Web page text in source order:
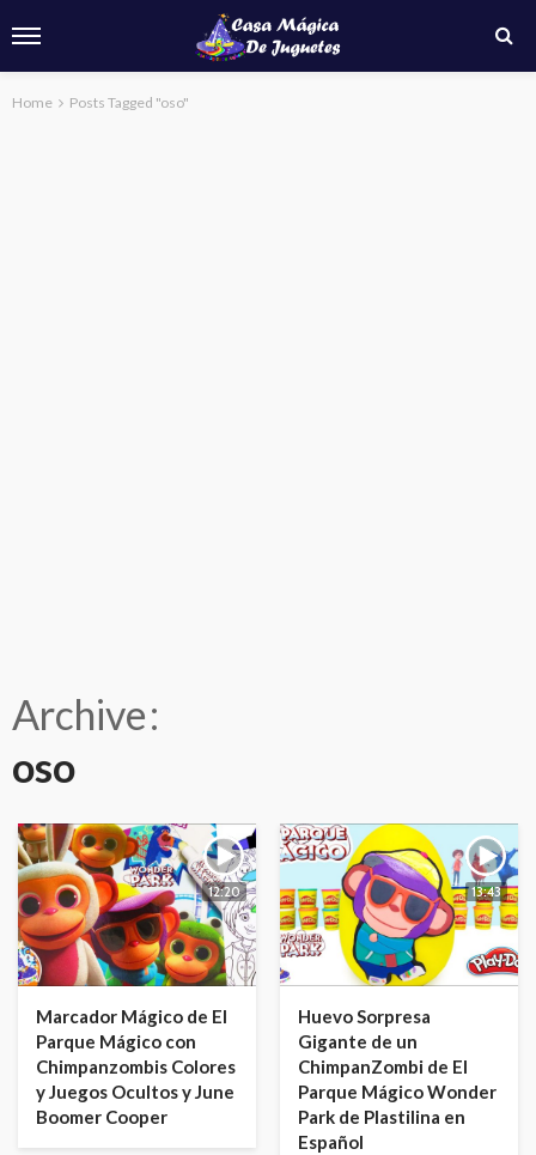
Home Posts Tagged "oso"
Archive
oso
12:20
Marcador Mágico de El
Parque Mágico con
Chimpanzombis Colores
y Juegos Ocultos y June
Boomer Cooper
13:43
Huevo Sorpresa
Gigante de un
ChimpanZombi de El
Parque Mágico Wonder
Park de Plastilina en
Español